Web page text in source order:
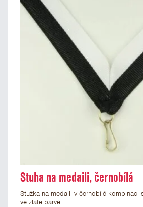
Stuha na medaili, černobílá
Stužka na medaili v černobílé kombinaci
ve zlaté barvě.